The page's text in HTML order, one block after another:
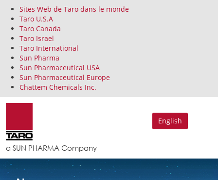
Sites Web de Taro dans le monde
Taro U.S.A
Taro Canada
Taro Israel
Taro International
Sun Pharma
Sun Pharmaceutical USA
Sun Pharmaceutical Europe
Chattem Chemicals Inc.
English
a SUN PHARMA Company